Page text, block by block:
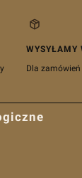
WYSYŁAMY
Dla